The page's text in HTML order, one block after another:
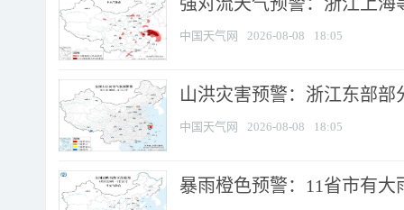
中国天气网 2026-08-08 18:05
山洪灾害预警：浙江东部
中国天气网 2026-08-08 18:05
暴雨橙色预警：11省市有